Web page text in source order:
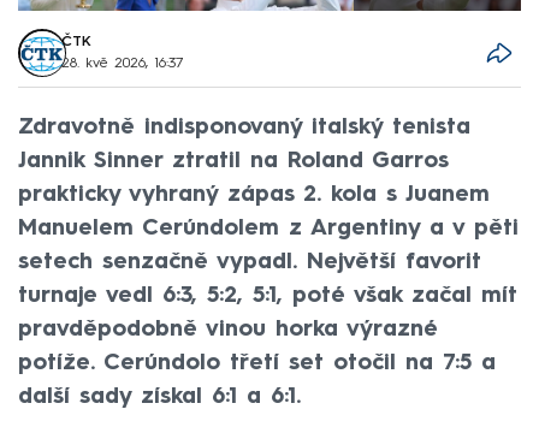
ČTK
28. kvě 2026, 16:37
Zdravotně indisponovaný italský tenista
Jannik Sinner ztratil na Roland Garros
prakticky vyhraný zápas 2. kola s Juanem
Manuelem Cerúndolem z Argentiny a v pěti
setech senzačně vypadl. Největší favorit
turnaje vedl 6:3, 5:2, 5:1, poté však začal mít
pravděpodobně vinou horka výrazné
potíže. Cerúndolo třetí set otočil na 7:5 a
další sady získal 6:1 a 6:1.